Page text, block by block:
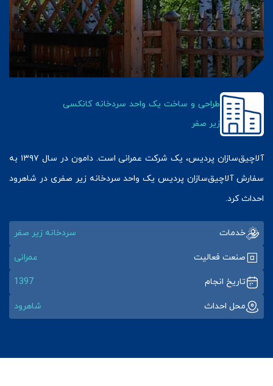
طراحی و ساخت یک واحد سردخانه کانکسی
زیر صفر
آلاچیق‌سازان پردیس، یک شرکت عمرانی است. دامون در سال ۱۳۹۷ به
سفارش آلاچیق‌سازان پردیس یک واحد سردخانه زیر صفری در شاهرود
احداث کرد.
خدمات سردخانه زیر صفر
صنعت فعالیت عمرانی
تاریخ انجام 1397
محل احداث شاهرود